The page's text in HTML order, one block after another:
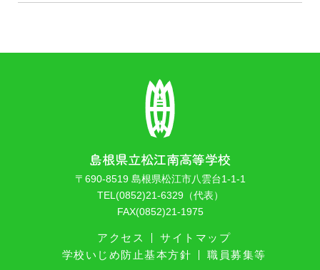
島根県立松江南高等学校
〒690-8519 島根県松江市八雲台1-1-1
TEL(0852)21-6329（代表）
FAX(0852)21-1975
アクセス
サイトマップ
学校いじめ防止基本方針
職員募集等